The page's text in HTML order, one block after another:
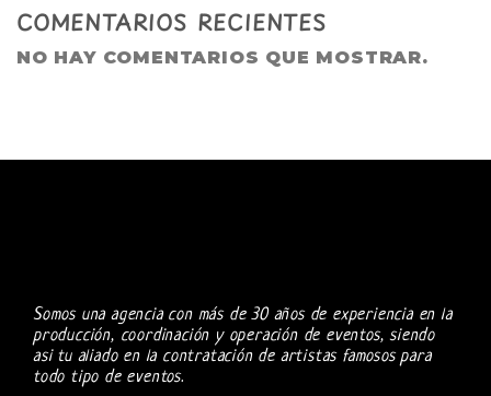
COMENTARIOS RECIENTES
NO HAY COMENTARIOS QUE MOSTRAR.
Somos una agencia con más de 30 años de experiencia en la
producción, coordinación y operación de eventos, siendo
asi tu aliado en la contratación de artistas famosos para
todo tipo de eventos.